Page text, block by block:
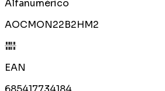
Alfanumérico
AOCMON22B2HM2
EAN